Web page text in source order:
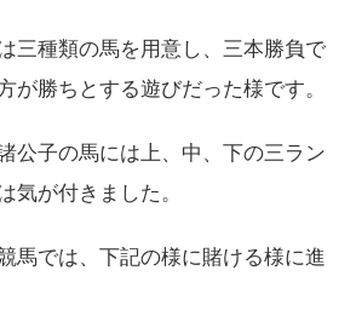
三種類の馬を用意し、三本勝負で
が勝ちとする遊びだった様です。
公子の馬には上、中、下の三ラン
気が付きました。
馬では、下記の様に賭ける様に進